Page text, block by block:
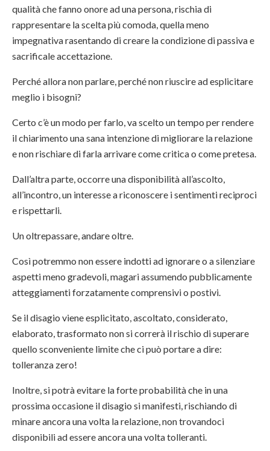
qualità che fanno onore ad una persona, rischia di
rappresentare la scelta più comoda, quella meno
impegnativa rasentando di creare la condizione di passiva e
sacrificale accettazione.
Perché allora non parlare, perché non riuscire ad esplicitare
meglio i bisogni?
Certo c’è un modo per farlo, va scelto un tempo per rendere
il chiarimento una sana intenzione di migliorare la relazione
e non rischiare di farla arrivare come critica o come pretesa.
Dall’altra parte, occorre una disponibilità all’ascolto,
all’incontro, un interesse a riconoscere i sentimenti reciproci
e rispettarli.
Un oltrepassare, andare oltre.
Così potremmo non essere indotti ad ignorare o a silenziare
aspetti meno gradevoli, magari assumendo pubblicamente
atteggiamenti forzatamente comprensivi o postivi.
Se il disagio viene esplicitato, ascoltato, considerato,
elaborato, trasformato non si correrà il rischio di superare
quello sconveniente limite che ci può portare a dire:
tolleranza zero!
Inoltre, si potrà evitare la forte probabilità che in una
prossima occasione il disagio si manifesti, rischiando di
minare ancora una volta la relazione, non trovandoci
disponibili ad essere ancora una volta tolleranti.